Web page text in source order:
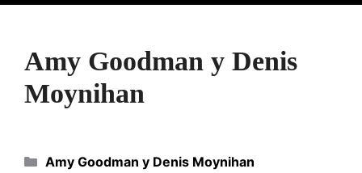
Amy Goodman y Denis
Moynihan
Categorías
Amy Goodman y Denis Moynihan